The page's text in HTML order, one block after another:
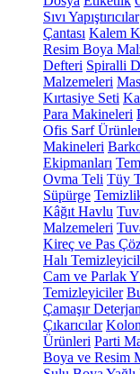
Sıvı Yapıştırıcılar
Çantası Kalem
Resim Boya
Defteri Spiralli
Malzemeleri
Kırtasiye Seti
Para Makineleri
Ofis Sarf
Makineleri
Ekipmanları
Ovma Teli Tüy
Süpürge
Kâğıt Havlu
Malzemeleri
Kireç ve Pas
Halı
Cam ve Parlak
Temizleyiciler
Çamaşır
Çıkarıcılar
Ürünleri Parti
Boya ve Resim